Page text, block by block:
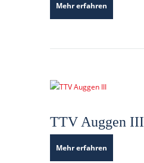
Mehr erfahren
TTV Auggen III
Mehr erfahren